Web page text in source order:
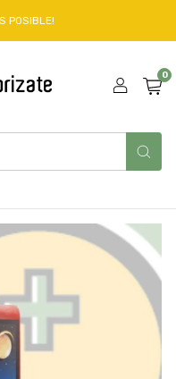
POSIBLE!
0